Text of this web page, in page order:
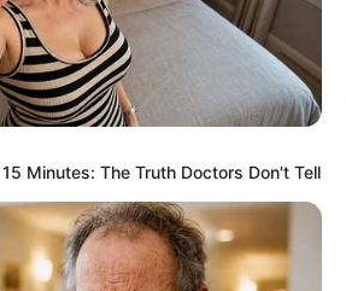
Minutes: The Truth Doctors Don't Tell